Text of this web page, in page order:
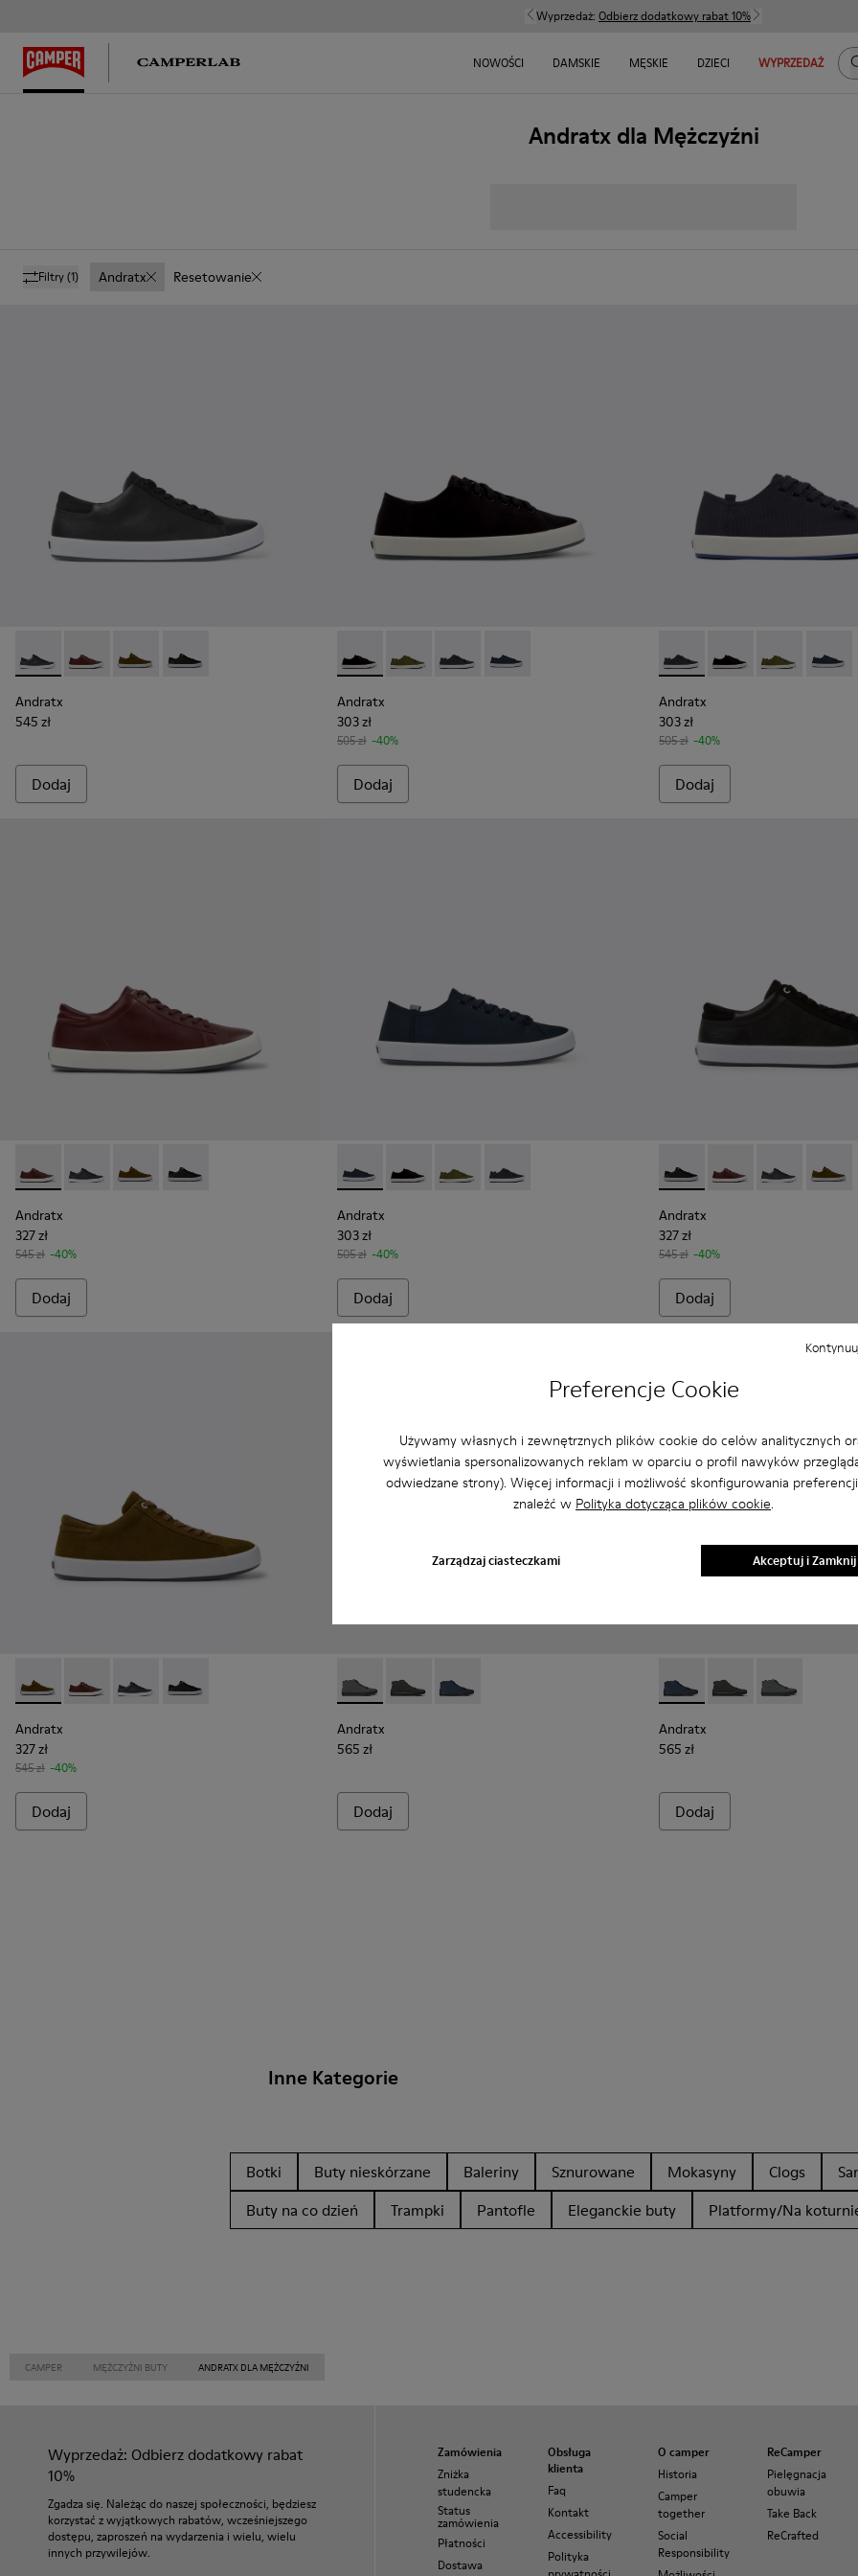
Preferencje Cookie
Używamy własnych i zewnętrznych plików cookie do celów analitycznych
wyświetlania spersonalizowanych reklam w oparciu o profil nawyków
odwiedzane strony). Więcej informacji i możliwość skonfigurowania
znaleźć w Polityka dotycząca plików cookie.
Zarządzaj ciasteczkami Akceptuj i Zamknij
Wyprzedaż: Odbierz dodatkowy rabat 10%
NOWOŚCI DAMSKIE MĘSKIE DZIECI WYPRZEDAŻ
Andratx dla Mężczyźni
Filtry(1) Andratx Resetowanie
Andratx - K100231-025 - Czarne sneakersy ze skóry i nubuku Dla mężczyzn.
Andratx - K100231-029 - Brązowe skórzane sneakersy Dla mężczyzn.
Andratx - K100231-021 - Green
Andratx - K100231-020 - Black
Andratx
545 zł
Dodaj
Andratx - K100158-021 - Czarne tekstylne sneakersy Dla mężczyzn.
Andratx - K100158-020 - Zielone tekstylne sneakersy męskie
Andratx - K100158-018 - Niebieskie tekstylne sneakersy Dla
Andratx - K100158-011 - Blue
Andratx
303 zł
505 zł -40%
Dodaj
Andratx - K100158-018 -
Andratx - K100158-
Andratx -
Andratx
303 zł
505 zł -40%
Dodaj
Andratx - K100231-029 - Brązowe skórzane sneakersy Dla mężczyzn.
Andratx - K100231-025 - Czarne sneakersy ze skóry i nubuku Dla mężczyzn.
Andratx - K100231-021 - Green
Andratx - K100231-020 - Black
Andratx
327 zł
545 zł -40%
Dodaj
Andratx - K100158-011 - Blue
Andratx - K100158-021 - Czarne tekstylne sneakersy Dla mężczyzn.
Andratx - K100158-020 - Zielone tekstylne sneakersy męskie
Andratx - K100158-018 - Niebieskie tekstylne
Andratx
303 zł
505 zł -40%
Dodaj
Andratx - K100231-020 - Black
Andratx - K100231-
Andratx -
Andratx
327 zł
545 zł -40%
Dodaj
Andratx - K100231-021 - Green
Andratx - K100231-029 - Brązowe skórzane sneakersy Dla mężczyzn.
Andratx - K100231-025 - Czarne sneakersy ze skóry i nubuku Dla mężczyzn.
Andratx - K100231-020 - Black
Andratx
327 zł
545 zł -40%
Dodaj
Andratx - K300143-007 - Szare tekstylne sneakersy męskie
Andratx - K300143-010 - Szare tekstylne sneakersy Dla mężczyzn.
Andratx - K300143-008 - Granatowe tekstylne sneakersy
Andratx
565 zł
Dodaj
Andratx - K300143-008 -
Andratx - K300143-
Andratx -
Andratx
565 zł
Dodaj
Inne Kategorie
Botki Buty nieskórzane Baleriny Sznurowane Mokasyny Clogs
Buty na co dzień
Trampki Pantofle Eleganckie buty Platformy/Na
CAMPER MĘŻCZYŹNI BUTY ANDRATX DLA MĘŻCZYŹNI
Wyprzedaż: Odbierz dodatkowy rabat
10%
Zgadza się. Należąc do naszej społeczności, będziesz
korzystać z wyjątkowych rabatów, wcześniejszego
dostępu, zaproszeń na wydarzenia i wielu, wielu
innych przywilejów.
Zamówienia
Zniżka
studencka
Status
zamówienia
Płatności
Dostawa
Obsługa
klienta
Faq
Kontakt
Accessibility
Polityka
O camper
Historia
Camper
together
Social
Responsibility
ReCamper
Pielęgnacja
obuwia
Take Back
ReCrafted